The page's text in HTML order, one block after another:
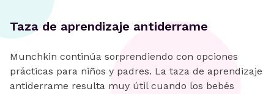
Taza de aprendizaje antiderrame
Munchkin continúa sorprendiendo con opciones
prácticas para niños y padres. La taza de aprendizaje
antiderrame resulta muy útil cuando los bebés